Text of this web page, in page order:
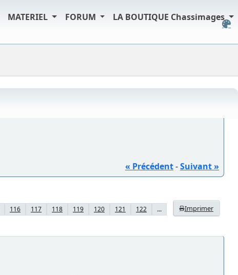
MATERIEL FORUM LA BOUTIQUE Chassimages
« Précédent-Suivant »
Imprimer
116 117 118 119 120 121 122
...